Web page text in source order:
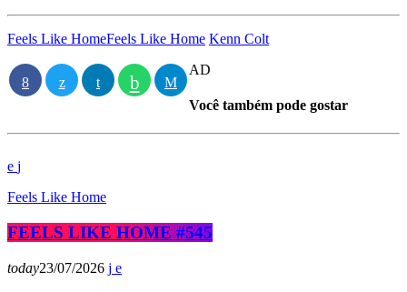
Feels Like HomeFeels Like Home Kenn Colt
AD
Você também pode gostar
Feels Like Home
FEELS LIKE HOME #545
today23/07/2026